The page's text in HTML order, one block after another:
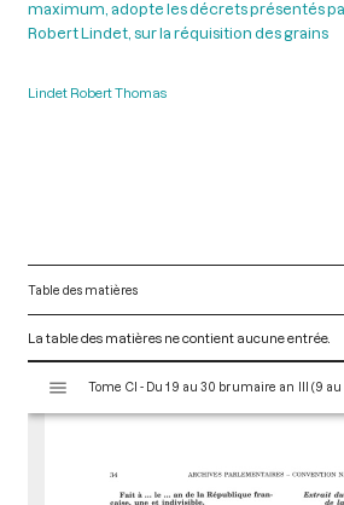
maximum, adopte les décrets présentés
Robert Lindet, sur la réquisition des grains
Lindet Robert Thomas
Table des matières
La table des matières ne contient aucune entrée.
s
Tome CI - Du 19 au 30 brumaire an III (9